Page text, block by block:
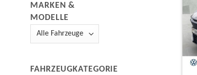
MARKEN &
MODELLE
FAHRZEUGKATEGORIE